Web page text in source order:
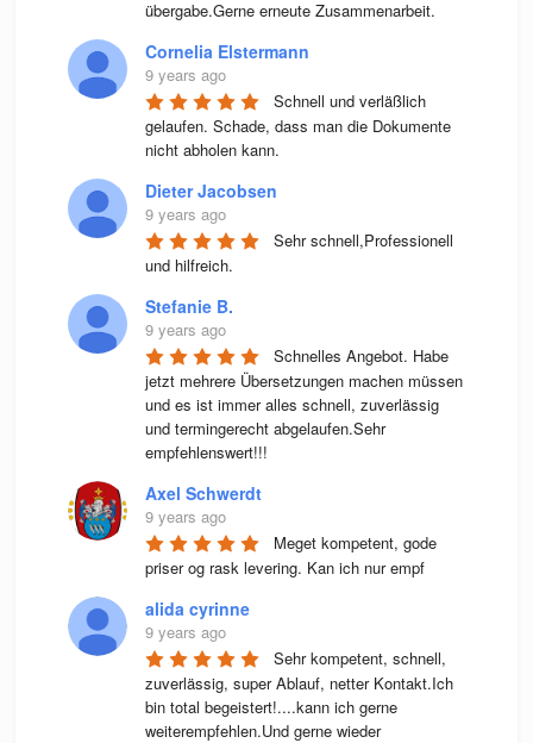
übergabe.Gerne erneute Zusammenarbeit.
Cornelia Elstermann
9 years ago
Schnell und verläßlich
gelaufen. Schade, dass man die Dokumente
nicht abholen kann.
Dieter Jacobsen
9 years ago
Sehr schnell,Professionell
und hilfreich.
Stefanie B.
9 years ago
Schnelles Angebot. Habe
jetzt mehrere Übersetzungen machen müssen
und es ist immer alles schnell, zuverlässig
und termingerecht abgelaufen.Sehr
empfehlenswert!!!
Axel Schwerdt
9 years ago
Meget kompetent, gode
priser og rask levering. Kan ich nur empf
alida cyrinne
9 years ago
Sehr kompetent, schnell,
zuverlässig, super Ablauf, netter Kontakt.Ich
bin total begeistert!....kann ich gerne
weiterempfehlen.Und gerne wieder